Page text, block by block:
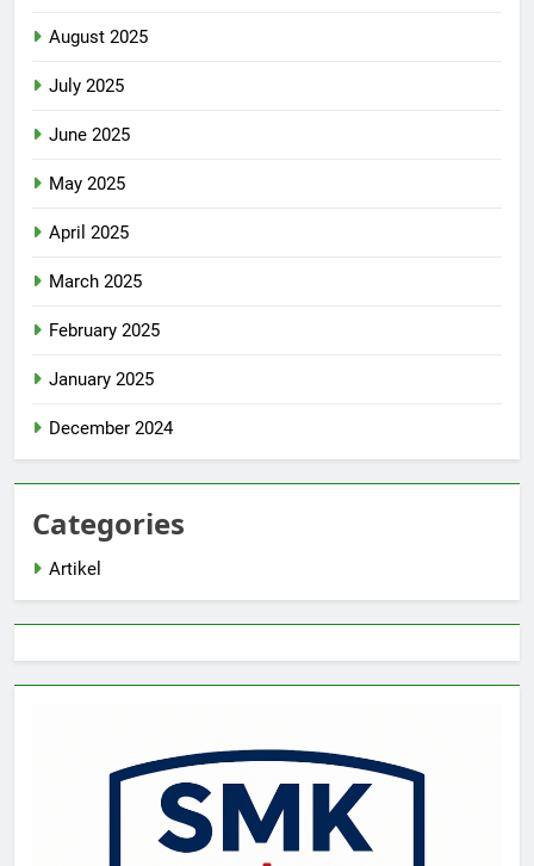
August 2025
July 2025
June 2025
May 2025
April 2025
March 2025
February 2025
January 2025
December 2024
Categories
Artikel